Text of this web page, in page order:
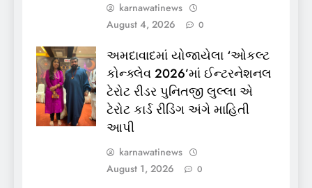
karnawatinews
August 4, 2026
0
અમદાવાદમાં યોજાયેલા ‘ઓકલ્ટ
કોન્ક્લેવ 2026’માં ઈન્ટરનેશનલ
ટેરોટ રીડર પુનિતજી લુલ્લા એ
ટેરોટ કાર્ડ રીડિંગ અંગે માહિતી
આપી
karnawatinews
August 1, 2026
0